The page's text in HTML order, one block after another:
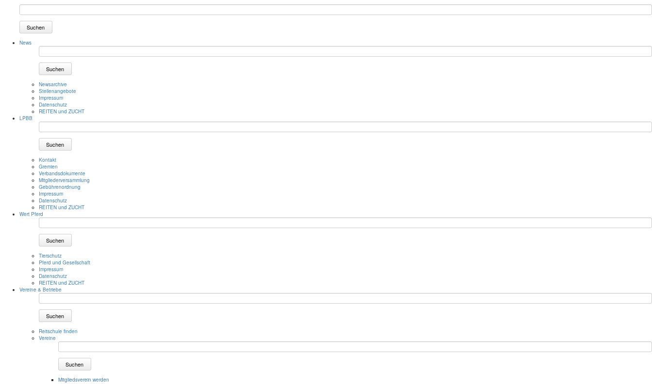
Suchen
News
Suchen
Newsarchive
Stellenangebote
Impressum
Datenschutz
REITEN und ZUCHT
LPBB
Suchen
Kontakt
Gremien
Verbandsdokumente
Mitgliederversammlung
Gebührenordnung
Impressum
Datenschutz
REITEN und ZUCHT
Wert Pferd
Suchen
Tierschutz
Pferd und Gesellschaft
Impressum
Datenschutz
REITEN und ZUCHT
Vereine & Betriebe
Suchen
Reitschule finden
Vereine
Suchen
Mitgliedsverein werden